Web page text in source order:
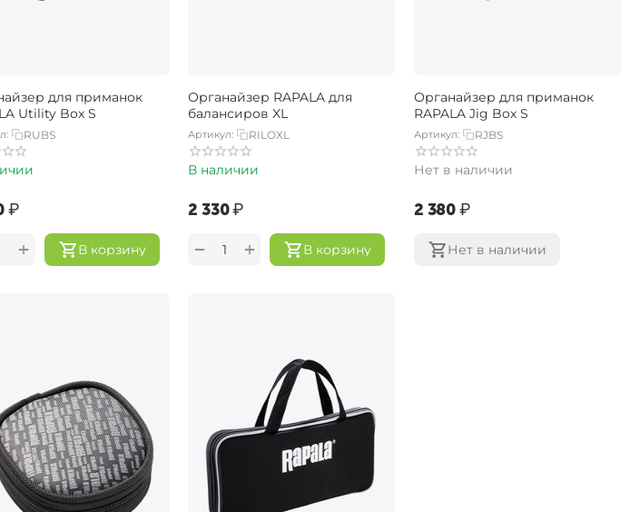
для приманок
Utility Box S
RUBS
₽
В корзину
+
Органайзер RAPALA для
балансиров XL
Артикул: RILOXL
В наличии
‍2 330‍₽
В корзину
+
−
Органайзер для приманок
RAPALA Jig Box S
Артикул: RJBS
Нет в наличии
‍2 380‍₽
Нет в наличии